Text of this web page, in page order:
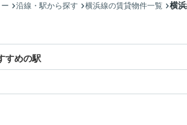
沿線・駅から探す 横浜線の賃貸物件一覧 横
すめの駅